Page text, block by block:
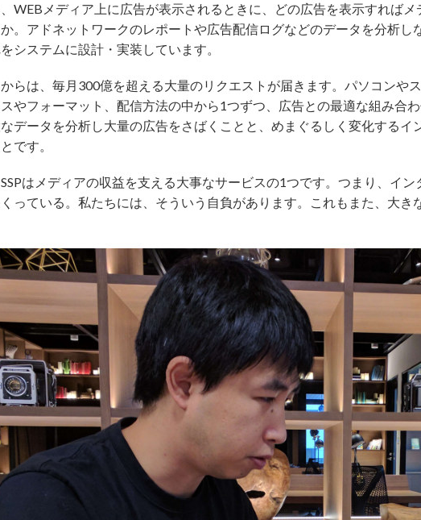
WEBメディア上に広告が表示されるときに、どの広告を表示すれば
。アドネットワークのレポートや広告配信ログなどのデータを分析
システムに設計・実装しています。
からは、毎月300億を超える大量のリクエストが届きます。パソコンや
やフォーマット、配信方法の中から1つずつ、広告との最適な組み合
データを分析し大量の広告をさばくことと、めまぐるしく変化する
です。
はメディアの収益を支える大事なサービスの1つです。つまり、イ
っている。私たちには、そういう自負があります。これもまた、大